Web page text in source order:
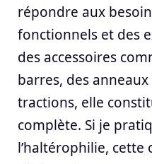
répondre aux
fonctionnels et des
des accessoires
barres, des
tractions, elle
complète. Si je
l’haltérophilie,